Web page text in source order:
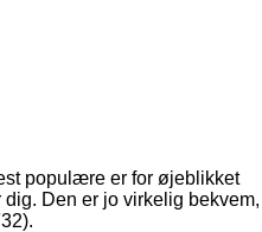
populære er for øjeblikket
Den er jo virkelig bekvem,